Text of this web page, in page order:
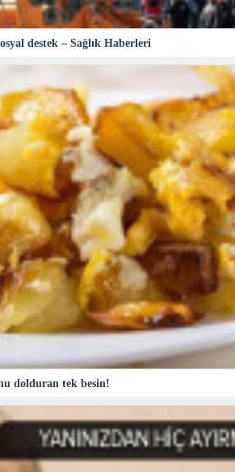
destek – Sağlık Haberleri
dolduran tek besin!